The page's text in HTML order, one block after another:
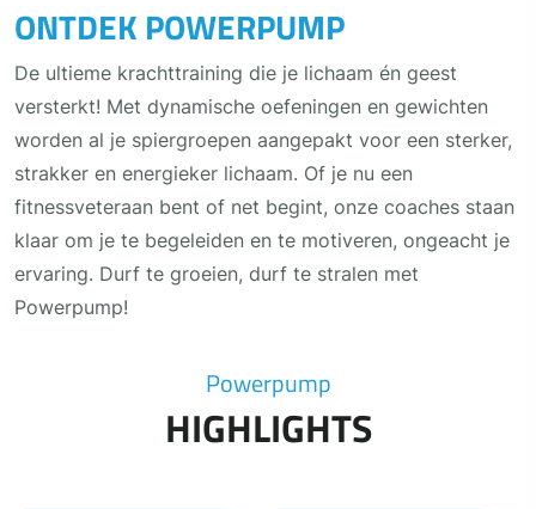
ONTDEK POWERPUMP
De ultieme krachttraining die je lichaam én geest
versterkt! Met dynamische oefeningen en gewichten
worden al je spiergroepen aangepakt voor een sterker,
strakker en energieker lichaam. Of je nu een
fitnessveteraan bent of net begint, onze coaches staan
klaar om je te begeleiden en te motiveren, ongeacht je
ervaring. Durf te groeien, durf te stralen met
Powerpump!
Powerpump
HIGHLIGHTS